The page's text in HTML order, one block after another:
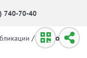
740-70-40
/ Офисов